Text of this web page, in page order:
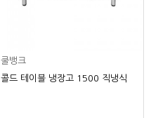
쿨뱅크
콜드 테이블 냉장고 1500 직냉식